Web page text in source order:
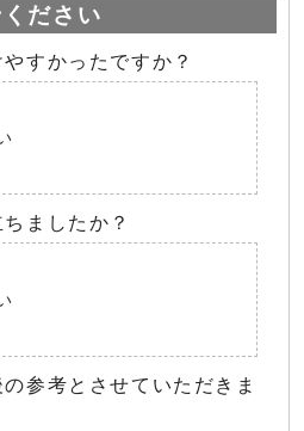
ださい
すかったですか？
ましたか？
参考とさせていただきま